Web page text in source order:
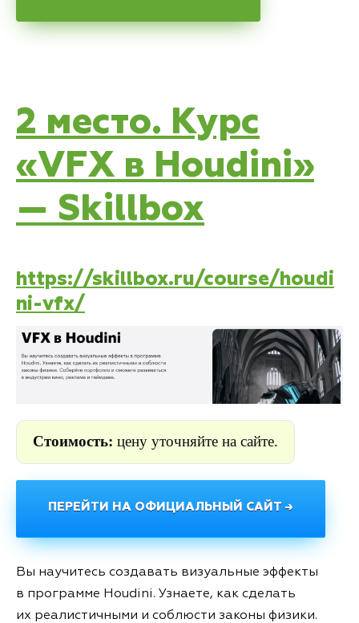
2 место. Курс
«VFX в Houdini»
— Skillbox
https://skillbox.ru/course/houdi
ni-vfx/
Стоимость: цену уточняйте на сайте.
ПЕРЕЙТИ НА ОФИЦИАЛЬНЫЙ САЙТ →
Вы научитесь создавать визуальные эффекты
в программе Houdini. Узнаете, как сделать
их реалистичными и соблюсти законы физики.